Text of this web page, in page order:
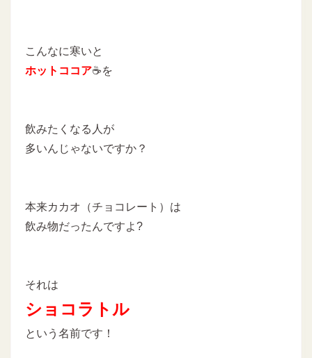
こんなに寒いと
ホットココア☕を
飲みたくなる人が
多いんじゃないですか？
本来カカオ（チョコレート）は
飲み物だったんですよ?
それは
ショコラトル
という名前です！